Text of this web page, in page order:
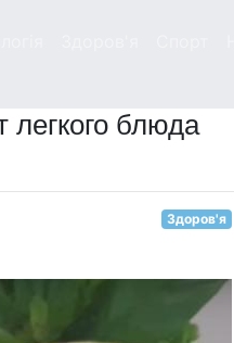
блюда
Здоров'я